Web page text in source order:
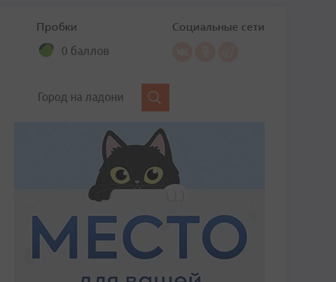
Пробки
0 баллов
Социальные сети
Город на ладони